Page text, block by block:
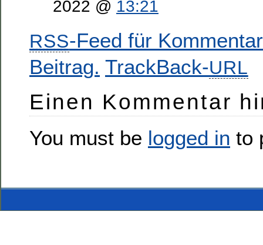
2022 @ 13:21
RSS-Feed für
Beitrag. TrackBack-URL
Einen Kommentar
You must be logged in to